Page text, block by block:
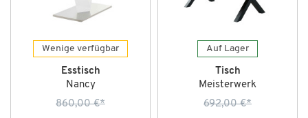
Wenige verfügbar
Esstisch
Nancy
860,00 €*
Auf Lager
Tisch
Meisterwerk
692,00 €*